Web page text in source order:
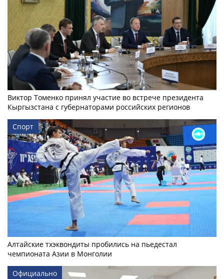
Виктор Томенко принял участие во встрече президента
Кыргызстана с губернаторами российских регионов
Спорт
Алтайские тхэквондиты пробились на пьедестал
чемпионата Азии в Монголии
Официально